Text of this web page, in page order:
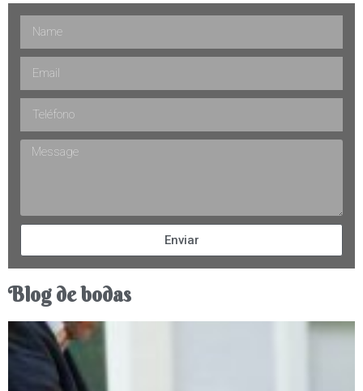
Enviar
Blog de bodas